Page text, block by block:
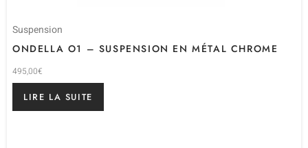
Suspension
ONDELLA O1 – SUSPENSION EN MÉTAL CHROME
495,00€
LIRE LA SUITE